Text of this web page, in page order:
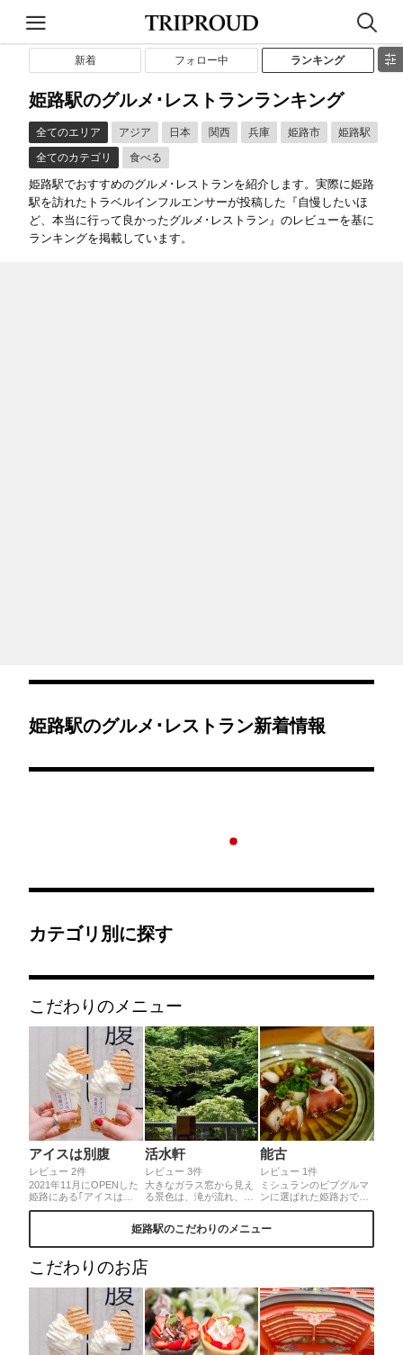
新着 フォロー中 ランキング
姫路駅のグルメ･レストランランキング
全てのエリア アジア 日本 関西 兵庫 姫路市
姫路駅
全てのカテゴリ
食べる
姫路駅でおすすめのグルメ･レストランを紹介します。実際に姫路
駅を訪れたトラベルインフルエンサーが投稿した『自慢したいほ
ど、本当に行って良かったグルメ･レストラン』のレビューを基に
ランキングを掲載しています。
姫路駅のグルメ･レストラン新着情報
カテゴリ別に探す
こだわりのメニュー
アイスは別腹
レビュー 2件
2021年11月にOPENした
姫路にある｢アイスは別
腹｣🍦🌸すでに多数のメ
などあっという間に行列
も、世界遺産の姫路城を
モチーフにしたモナカが
のった可愛いらしい｢姫
路城ソフト｣が人気🍦🏯
姫路観光の想い出スイー
ツにおすすめ🥰🌸
活水軒
レビュー 3件
大きなガラス窓から見え
る景色は、滝が流れ、鯉
が優雅に泳ぐ、美しい日
れ、時間が過ぎていくの
能古
レビュー 1件
ミシュランのビブグルマ
ンに選ばれた姫路おでん
の名店。蛸や湯葉、アス
良質な素材のおでんはそ
る。◎料金表示はなく、
周辺のおでん屋さんより
は少し高めの料金設定。
姫路で食べるべき、良質
な姫路おでんを楽しめる
名店です。
姫路駅のこだわりのメニュー
こだわりのお店